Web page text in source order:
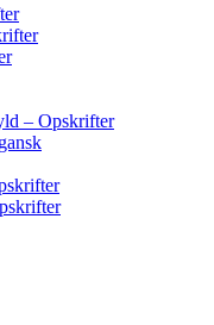
– Opskrifter